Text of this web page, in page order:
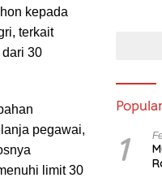
kepada
terkait
30
pegawai,
limit 30
1